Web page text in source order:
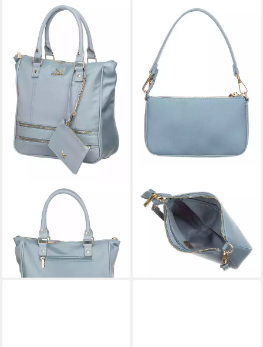
Handtasche Shopper (Set, 2-
139,95 €
lieferbar - in 3-4 Werktagen bei dir
SANSIBAR
Schultertasche Shoulder Bag
99,95 €
lieferbar - in 3-4 Werktagen bei dir